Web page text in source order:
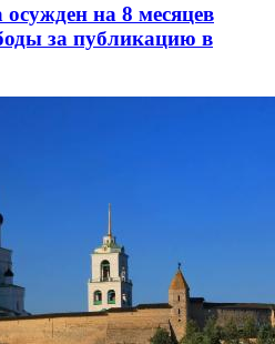
на 8 месяцев
за публикацию в